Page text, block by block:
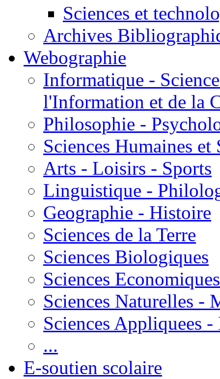
Sciences et
Archives
Webographie
Informatique -
l'Information et de la
Philosophie -
Sciences Humaines et
Arts - Loisirs - Sports
Linguistique -
Geographie - Histoire
Sciences de la Terre
Sciences Biologiques
Sciences Economiques
Sciences Naturelles -
Sciences Appliquees
...
E-soutien scolaire